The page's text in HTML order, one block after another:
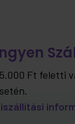
Ft feletti